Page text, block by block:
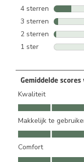
4 sterren sterren
3 sterren sterren
2 sterren sterren
1 ster sterren
Gemiddelde
Kwaliteit
Kwaliteit, 4.8 van 5
Makkelijk te
Makkelijk te
Comfort
Comfort, 4.7 van 5